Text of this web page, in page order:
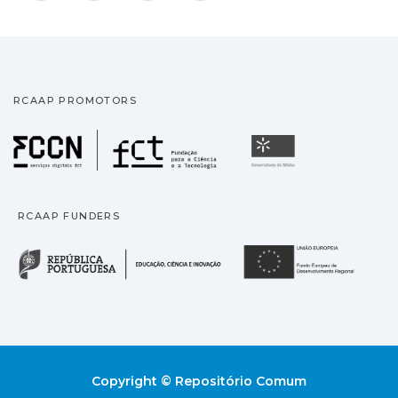
RCAAP PROMOTORS
Fundação para a
RCAAP FUNDERS
República Portuguesa
Copyright © Repositório Comum